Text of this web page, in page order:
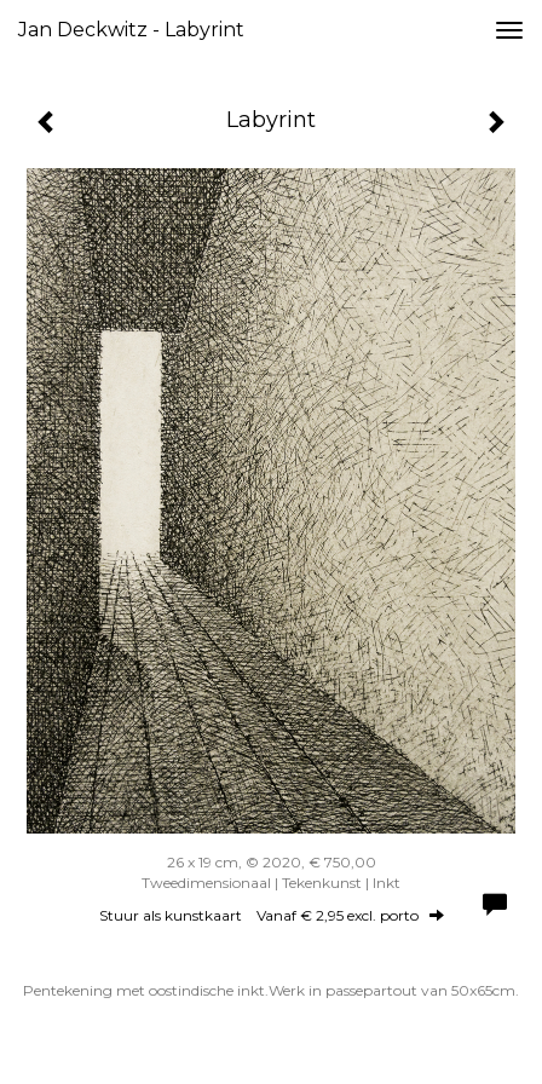
Jan Deckwitz - Labyrint
Labyrint
26 x 19 cm, © 2020, € 750,00
Tweedimensionaal | Tekenkunst | Inkt
Stuur als kunstkaart Vanaf € 2,95 excl. porto
Pentekening met oostindische inkt.Werk in passepartout van 50x65cm.